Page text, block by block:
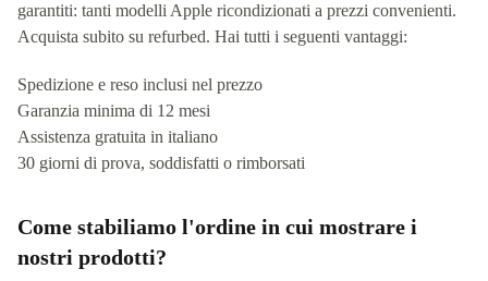
garantiti: tanti modelli Apple ricondizionati a prezzi convenienti.
Acquista subito su refurbed. Hai tutti i seguenti vantaggi:
Spedizione e reso inclusi nel prezzo
Garanzia minima di 12 mesi
Assistenza gratuita in italiano
30 giorni di prova, soddisfatti o rimborsati
Come stabiliamo l'ordine in cui mostrare i
nostri prodotti?